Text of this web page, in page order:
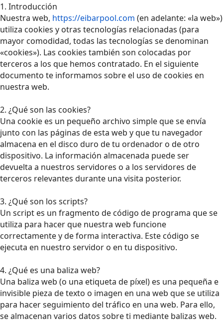
1. Introducción
Nuestra web, https://eibarpool.com (en adelante: «la web»)
utiliza cookies y otras tecnologías relacionadas (para
mayor comodidad, todas las tecnologías se denominan
«cookies»). Las cookies también son colocadas por
terceros a los que hemos contratado. En el siguiente
documento te informamos sobre el uso de cookies en
nuestra web.
2. ¿Qué son las cookies?
Una cookie es un pequeño archivo simple que se envía
junto con las páginas de esta web y que tu navegador
almacena en el disco duro de tu ordenador o de otro
dispositivo. La información almacenada puede ser
devuelta a nuestros servidores o a los servidores de
terceros relevantes durante una visita posterior.
3. ¿Qué son los scripts?
Un script es un fragmento de código de programa que se
utiliza para hacer que nuestra web funcione
correctamente y de forma interactiva. Este código se
ejecuta en nuestro servidor o en tu dispositivo.
4. ¿Qué es una baliza web?
Una baliza web (o una etiqueta de píxel) es una pequeña e
invisible pieza de texto o imagen en una web que se utiliza
para hacer seguimiento del tráfico en una web. Para ello,
se almacenan varios datos sobre ti mediante balizas web.